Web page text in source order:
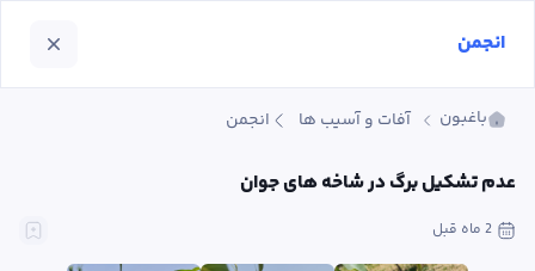
باغبون آفات و آسیب ها انجمن
عدم تشکیل برگ در شاخه های جوان
2 ماه قبل
انجمن